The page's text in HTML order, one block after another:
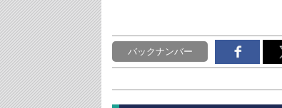
バックナンバー